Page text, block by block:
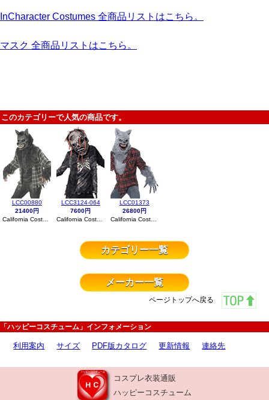
InCharacter Costumes 全商品リストはこちら。
マスク 全商品リストはこちら。
このカテゴリーで人気の商品です。
LCC00880
21400円
California Costumes
LCC3124-064
7600円
California Costumes
LCC01373
26800円
California Costumes
カテゴリー一覧
メーカー一覧
ページトップへ戻る
「ハッピーコスチューム」インフォメーション
利用案内 サイズ PDF版カタログ 更新情報 連絡先
コスプレ衣装通販
ハッピーコスチューム